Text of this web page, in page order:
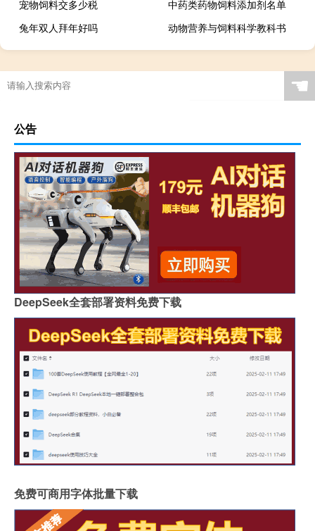
宠物饲料交多少税
中药类药物饲料添加剂名单
兔年双人拜年好吗
动物营养与饲料科学教科书
☚
公告
DeepSeek全套部署资料免费下载
免费可商用字体批量下载